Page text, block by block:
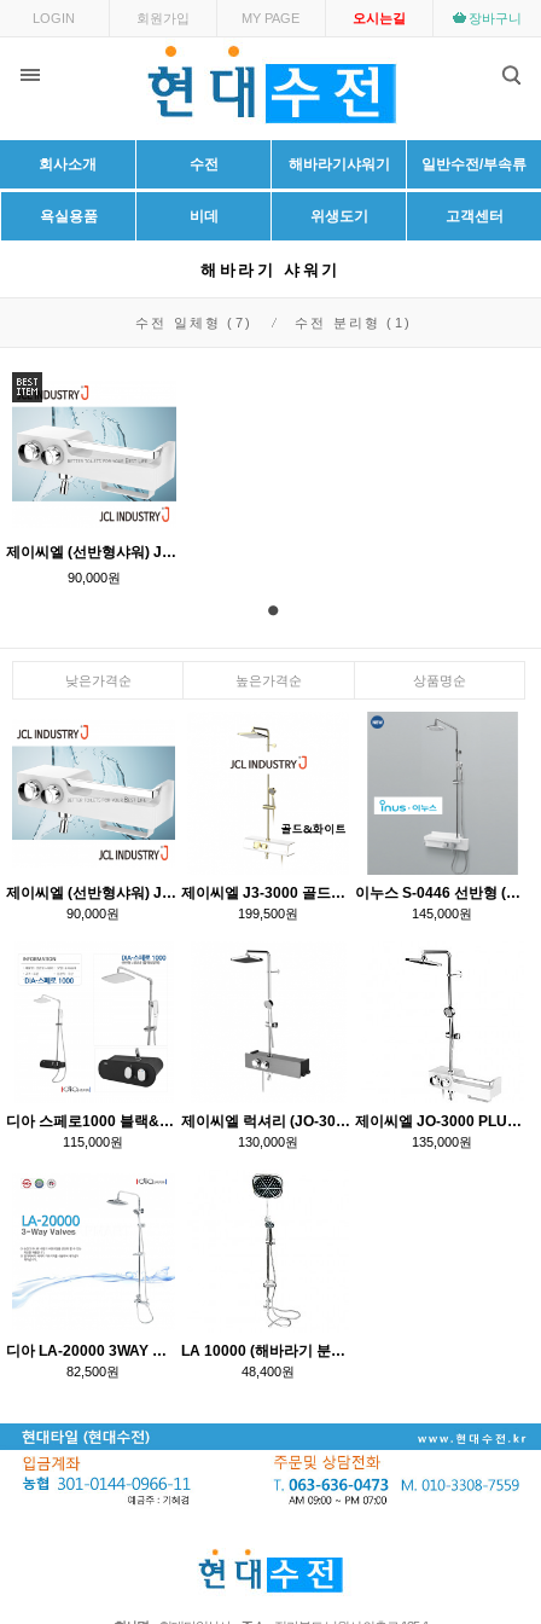
LOGIN 회원가입 MY PAGE 오시는길 장바구니
회사소개 수전 해바라기샤워기 일반수전/부속류
욕실용품 비데 위생도기 고객센터
해바라기 샤워기
수전 일체형 (7) 수전 분리형 (1)
제이씨엘 (선반형샤워) JO-1000 PLUS
90,000원
낮은가격순 높은가격순 상품명순
제이씨엘 (선반형샤워) JO-1000 PLUS
90,000원
제이씨엘 J3-3000 골드&화이트 선반형해바라기
199,500원
이누스 S-0446 선반형 (해바라기 샤워)
145,000원
디아 스페로1000 블랙&블랙 선반형 해바라기
115,000원
제이씨엘 럭셔리 (JO-3000) 블랙메탈 해바라기
130,000원
제이씨엘 JO-3000 PLUS 선반형 해바라기
135,000원
디아 LA-20000 3WAY 해바라기 샤워기
82,500원
LA 10000 (해바라기 분리형 샤워)
48,400원